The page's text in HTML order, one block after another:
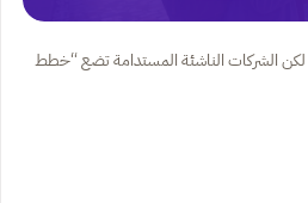
الشركات الناشئة المستدامة تضع “خطط